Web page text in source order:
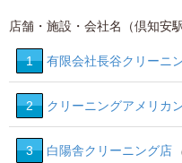
店舗・施設・会社名（倶知安
1 有限会社長谷クリーニ
2 クリーニングアメリカ
3 白陽舎クリーニング店